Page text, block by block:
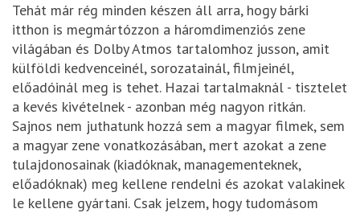
Tehát már rég minden készen áll arra, hogy bárki
itthon is megmártózzon a háromdimenziós zene
világában és Dolby Atmos tartalomhoz jusson, amit
külföldi kedvenceinél, sorozatainál, filmjeinél,
előadóinál meg is tehet. Hazai tartalmaknál - tisztelet
a kevés kivételnek - azonban még nagyon ritkán.
Sajnos nem juthatunk hozzá sem a magyar filmek, sem
a magyar zene vonatkozásában, mert azokat a zene
tulajdonosainak (kiadóknak, managementeknek,
előadóknak) meg kellene rendelni és azokat valakinek
le kellene gyártani. Csak jelzem, hogy tudomásom